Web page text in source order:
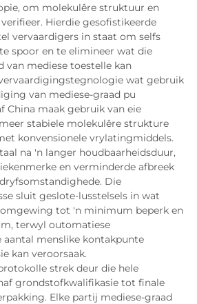
om molekulêre struktuur en
Hierdie gesofistikeerde
vervaardigers in staat om selfs
spoor en te elimineer wat die
van mediese toestelle kan
wat gebruik
van mediese-graad pu
China maak gebruik van eie
stabiele molekulêre strukture
konvensionele vrylatingmiddels.
na 'n langer houdbaarheidsduur,
en verminderde afbreek
Die
sluit geslote-lusstelsels in wat
tot 'n minimum beperk en
terwyl outomatiese
menslike kontakpunte
kan veroorsaak.
strek deur die hele
grondstofkwalifikasie tot finale
Elke partij mediese-graad